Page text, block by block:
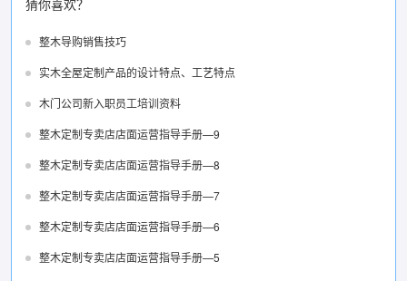
猜你喜欢？
整木导购销售技巧
实木全屋定制产品的设计特点、工艺特点
木门公司新入职员工培训资料
整木定制专卖店店面运营指导手册—9
整木定制专卖店店面运营指导手册—8
整木定制专卖店店面运营指导手册—7
整木定制专卖店店面运营指导手册—6
整木定制专卖店店面运营指导手册—5